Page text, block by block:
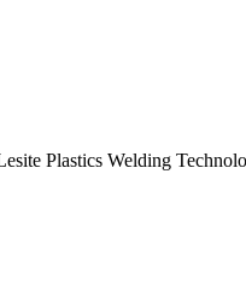
Plastics Welding